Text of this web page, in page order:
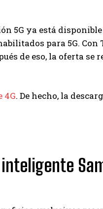
5G ya está disponible
para 5G. Con
de eso, la oferta se
4G. De hecho, la